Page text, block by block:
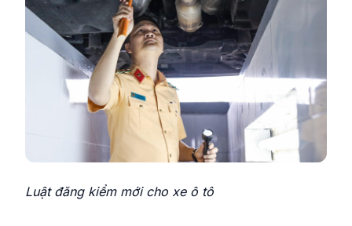
Luật đăng kiểm mới cho xe ô tô